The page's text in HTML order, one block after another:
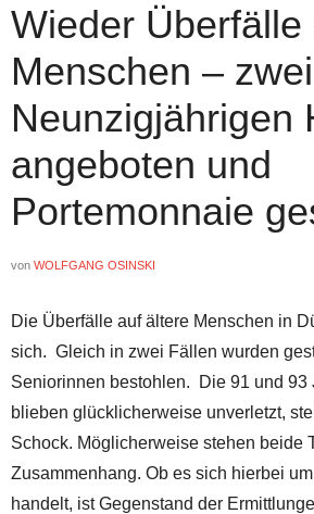
Wieder Überfälle
Menschen –
Neunzigjährigen
angeboten und
Portemonnaie
von WOLFGANG OSINSKI
Die Überfälle auf ältere Menschen in
sich. Gleich in zwei Fällen wurden
Seniorinnen bestohlen. Die 91 und 93
blieben glücklicherweise unverletzt,
Schock. Möglicherweise stehen beide
Zusammenhang. Ob es sich hierbei
handelt, ist Gegenstand der